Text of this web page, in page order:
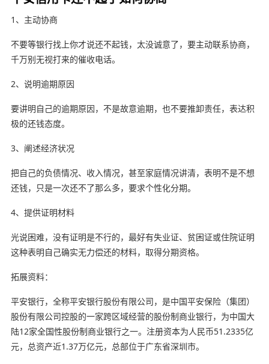
1、主动协商
不要等银行找上你才说还不起钱，太没诚意了，要主动联系协商，
千万别无视打来的催收电话。
2、说明逾期原因
要讲明自己的逾期原因，不是故意逾期，也不要推卸责任，表达积
极的还钱态度。
3、阐述经济状况
把自己的负债情况、收入情况，甚至家庭情况讲清，表明不是不想
还钱，只是一次还不了那么多，要求个性化分期。
4、提供证明材料
光说困难，没有证明是不行的，最好有失业证、贫困证或住院证明
这种表明自己确实无力偿还的材料，取得分期资格。
拓展资料：
平安银行，全称平安银行股份有限公司，是中国平安保险（集团）
股份有限公司控股的一家跨区域经营的股份制商业银行，为中国大
陆12家全国性股份制商业银行之一。注册资本为人民币51.2335亿
元，总资产近1.37万亿元，总部位于广东省深圳市。